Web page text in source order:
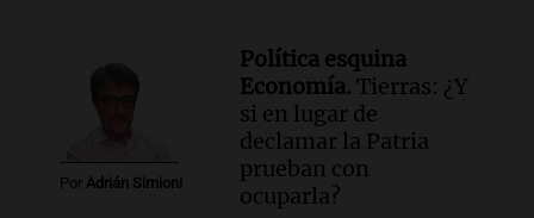
Por Adrián Simioni
Política esquina
Economía. Tierras: ¿Y
si en lugar de
declamar la Patria
prueban con
ocuparla?